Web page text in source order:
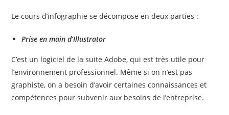
Le cours d’infographie se décompose en deux parties :
Prise en main d’Illustrator
C’est un logiciel de la suite Adobe, qui est très utile pour
l’environnement professionnel. Même si on n’est pas
graphiste, on a besoin d’avoir certaines connaissances et
compétences pour subvenir aux besoins de l’entreprise.